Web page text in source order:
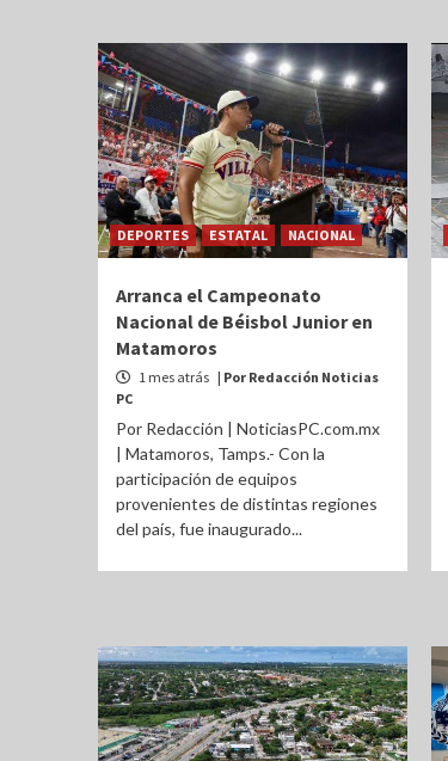
DEPORTES ESTATAL NACIONAL
Arranca el Campeonato
Nacional de Béisbol Junior en
Matamoros
1 mes atrás | Por Redacción Noticias
PC
Por Redacción | NoticiasPC.com.mx
| Matamoros, Tamps.- Con la
participación de equipos
provenientes de distintas regiones
del país, fue inaugurado...